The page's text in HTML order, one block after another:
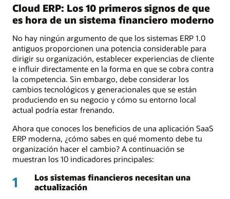
Cloud ERP: Los 10 primeros signos de que
es hora de un sistema financiero moderno
No hay ningún argumento de que los sistemas ERP 1.0
antiguos proporcionen una potencia considerable para
dirigir su organización, establecer experiencias de cliente
e influir directamente en la forma en que se cobra contra
la competencia. Sin embargo, debe considerar los
cambios tecnológicos y generacionales que se están
produciendo en su negocio y cómo su entorno local
actual podría estar frenando.
Ahora que conoces los beneficios de una aplicación SaaS
ERP moderna, ¿cómo sabes en qué momento debe tu
organización hacer el cambio? A continuación se
muestran los 10 indicadores principales:
1
Los sistemas financieros necesitan una
actualización